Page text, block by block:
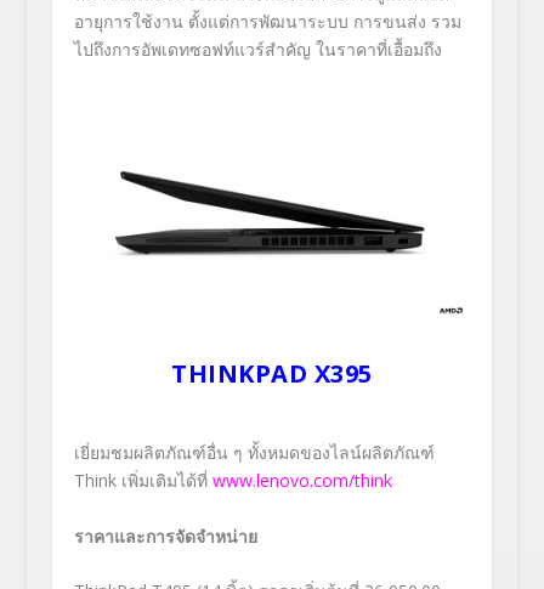
อายุการใช้งาน ตั้งแต่การพัฒนาระบบ การขนส่ง รวม
ไปถึงการอัพเดทซอฟท์แวร์สำคัญ ในราคาที่เอื้อมถึง
THINKPAD X395
เยี่ยมชมผลิตภัณฑ์อื่น ๆ ทั้งหมดของไลน์ผลิตภัณฑ์
Think เพิ่มเติมได้ที่ www.lenovo.com/think
ราคาและการจัดจำหน่าย